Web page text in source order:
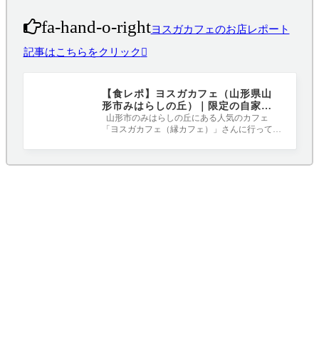
fa-hand-o-rightヨスガカフェのお店レポート
記事はこちらをクリック
【食レポ】ヨスガカフェ（山形県山
形市みはらしの丘）｜限定の自家製
ローストビーフ丼がやばいです！
山形市のみはらしの丘にある人気のカフェ
「ヨスガカフェ（縁カフェ）」さんに行ってき